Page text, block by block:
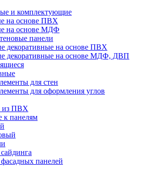
и комплектующие
на основе ПВХ
на основе МДФ
панели
декоративные на основе ПВХ
декоративные на основе МДФ, ДВП
для стен
для оформления углов
из ПВХ
к панелям
панелей